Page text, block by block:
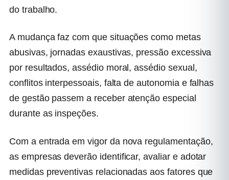
do trabalho.
A mudança faz com que situações como metas
abusivas, jornadas exaustivas, pressão excessiva
por resultados, assédio moral, assédio sexual,
conflitos interpessoais, falta de autonomia e falhas
de gestão passem a receber atenção especial
durante as inspeções.
Com a entrada em vigor da nova regulamentação,
as empresas deverão identificar, avaliar e adotar
medidas preventivas relacionadas aos fatores que